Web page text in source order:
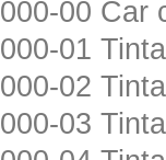
000-00 Car
000-01
000-02
000-03